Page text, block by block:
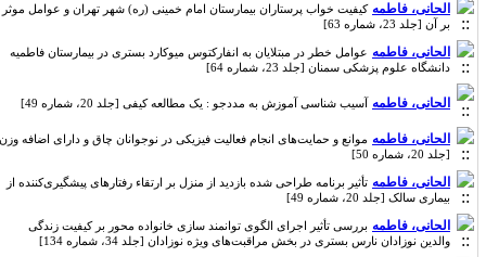
الحانی، فاطمه کیفیت خواب پرستاران بیمارستان امام خمینی (ره) شهر تهران و عوامل موثر
بر آن [جلد 23، شماره 63]
الحانی، فاطمه عوامل خطر در مبتلایان به انفارکتوس میوکارد بستری در بیمارستان فاطمیه
دانشگاه علوم پزشکی سمنان [جلد 23، شماره 64]
الحانی، فاطمه آسیب شناسی آموزش به مددجو : یک مطالعه کیفی [جلد 20، شماره 49]
الحانی، فاطمه موانع و حمایت‌های انجام فعالیت فیزیکی در نوجوانان چاق و دارای اضافه وزن
[جلد 20، شماره 50]
الحانی، فاطمه تأثیر برنامه طراحی شده بازدید از منزل بر ارتقاء رفتارهای پیشگیری‌کننده از
بیماری سالک [جلد 20، شماره 49]
الحانی، فاطمه بررسی تأثیر اجرای الگوی توانمند سازی خانواده محور بر کیفیت زندگی
والدین نوزادان نارس بستری در بخش مراقبت‌های ویژه نوزادان [جلد 34، شماره 134]